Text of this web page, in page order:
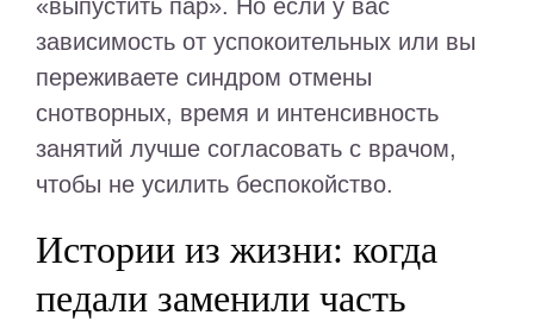
«выпустить пар». Но если у вас
зависимость от успокоительных или вы
переживаете синдром отмены
снотворных, время и интенсивность
занятий лучше согласовать с врачом,
чтобы не усилить беспокойство.
Истории из жизни: когда
педали заменили часть